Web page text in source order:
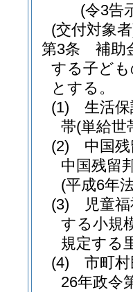
(令3告
(交付対象
第3条
補助
する子ど
とする。
(1)
生活
帯(単給世
(2)
中国
中国残留
(平成6年
(3)
児童
する小規
規定する
(4)
市町
26年政令